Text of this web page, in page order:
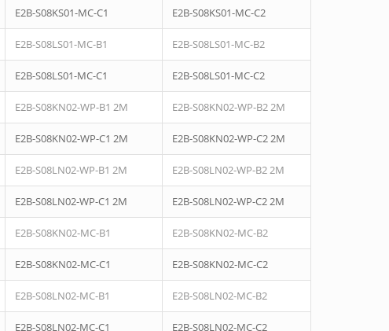
E2B-S08KS01-MC-C1 E2B-S08KS01-MC-C2
E2B-S08LS01-MC-B1 E2B-S08LS01-MC-B2
E2B-S08LS01-MC-C1 E2B-S08LS01-MC-C2
E2B-S08KN02-WP-B1 2M E2B-S08KN02-WP-B2 2M
E2B-S08KN02-WP-C1 2M E2B-S08KN02-WP-C2 2M
E2B-S08LN02-WP-B1 2M E2B-S08LN02-WP-B2 2M
E2B-S08LN02-WP-C1 2M E2B-S08LN02-WP-C2 2M
E2B-S08KN02-MC-B1 E2B-S08KN02-MC-B2
E2B-S08KN02-MC-C1 E2B-S08KN02-MC-C2
E2B-S08LN02-MC-B1 E2B-S08LN02-MC-B2
E2B-S08LN02-MC-C1 E2B-S08LN02-MC-C2